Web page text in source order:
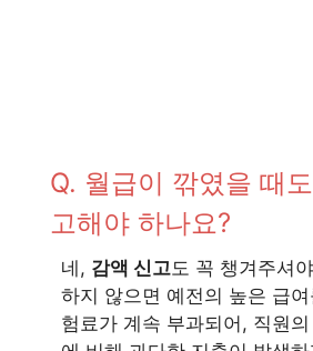
Q. 월급이 깎였을 때
고해야 하나요?
네, 감액 신고도 꼭 챙겨주셔
하지 않으면 예전의 높은 급
험료가 계속 부과되어, 직원